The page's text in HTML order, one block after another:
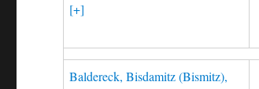
[+]
Baldereck, Bisdamitz (Bismitz),